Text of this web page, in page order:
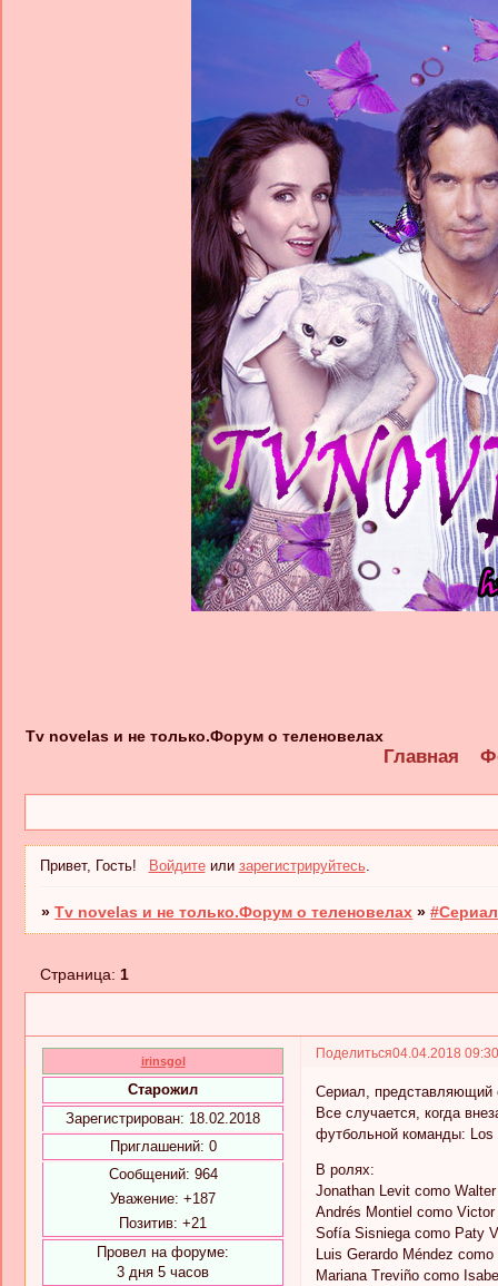
Tv novelas и не только.Форум о теленовелах
Главная
Привет, Гость! Войдитеили зарегистрируйтесь.
»Tv novelas и не только.Форум о теленовелах »
Страница:1
Поделиться04.04.2018
irinsgol
Старожил
Зарегистрирован: 18.02.2018
Приглашений: 0
Сообщений: 964
Уважение: +187
Позитив: +21
Провел на форуме:
3 дня 5 часов
Сериал, представляющий
Все случается, когда
футбольной команды: Los
В ролях:
Jonathan Levit como
Andrés Montiel como Victor
Sofía Sisniega como Paty
Luis Gerardo Méndez
Mariana Treviño como